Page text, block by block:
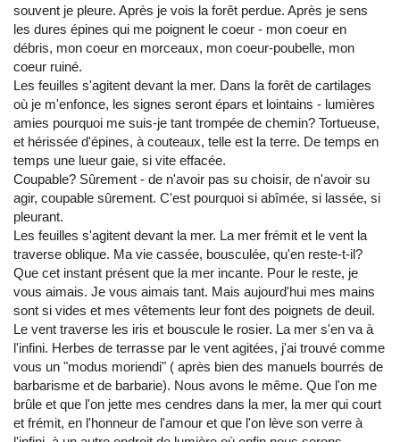
souvent je pleure. Après je vois la forêt perdue. Après je sens
les dures épines qui me poignent le coeur - mon coeur en
débris, mon coeur en morceaux, mon coeur-poubelle, mon
coeur ruiné.
Les feuilles s'agitent devant la mer. Dans la forêt de cartilages
où je m'enfonce, les signes seront épars et lointains - lumières
amies pourquoi me suis-je tant trompée de chemin? Tortueuse,
et hérissée d'épines, à couteaux, telle est la terre. De temps en
temps une lueur gaie, si vite effacée.
Coupable? Sûrement - de n'avoir pas su choisir, de n'avoir su
agir, coupable sûrement. C'est pourquoi si abîmée, si lassée, si
pleurant.
Les feuilles s'agitent devant la mer. La mer frémit et le vent la
traverse oblique. Ma vie cassée, bousculée, qu'en reste-t-il?
Que cet instant présent que la mer incante. Pour le reste, je
vous aimais. Je vous aimais tant. Mais aujourd'hui mes mains
sont si vides et mes vêtements leur font des poignets de deuil.
Le vent traverse les iris et bouscule le rosier. La mer s'en va à
l'infini. Herbes de terrasse par le vent agitées, j'ai trouvé comme
vous un "modus moriendi" ( après bien des manuels bourrés de
barbarisme et de barbarie). Nous avons le même. Que l'on me
brûle et que l'on jette mes cendres dans la mer, la mer qui court
et frémit, en l'honneur de l'amour et que l'on lève son verre à